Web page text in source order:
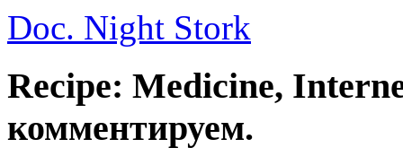
Doc. Night Stork
Recipe: Medicine,
комментируем.